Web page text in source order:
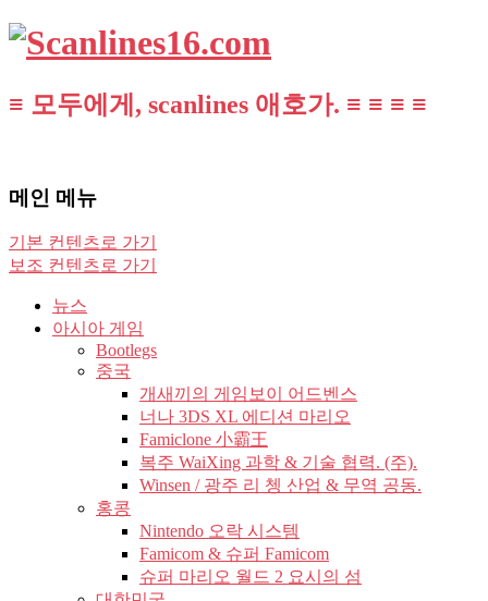
≡ 모두에게, scanlines 애호가. ≡ ≡ ≡ ≡
메인 메뉴
기본 컨텐츠로 가기
보조 컨텐츠로 가기
뉴스
아시아 게임
Bootlegs
중국
개새끼의 게임보이 어드벤스
너나 3DS XL 에디션 마리오
Famiclone 小霸王
복주 WaiXing 과학 & 기술 협력. (주).
Winsen / 광주 리 쳉 산업 & 무역 공동.
홍콩
Nintendo 오락 시스템
Famicom & 슈퍼 Famicom
슈퍼 마리오 월드 2 요시의 섬